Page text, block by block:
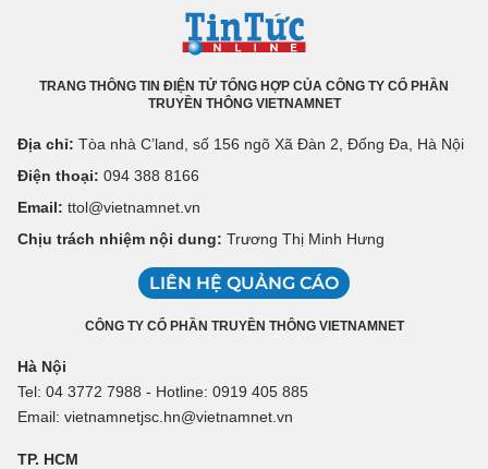
TRANG THÔNG TIN ĐIỆN TỬ TỔNG HỢP CỦA CÔNG TY CỔ PHẦN
TRUYỀN THÔNG VIETNAMNET
Địa chỉ: Tòa nhà C’land, số 156 ngõ Xã Đàn 2, Đống Đa, Hà Nội
Điện thoại: 094 388 8166
Email: ttol@vietnamnet.vn
Chịu trách nhiệm nội dung: Trương Thị Minh Hưng
LIÊN HỆ QUẢNG CÁO
CÔNG TY CỔ PHẦN TRUYỀN THÔNG VIETNAMNET
Hà Nội
Tel: 04 3772 7988 - Hotline: 0919 405 885
Email: vietnamnetjsc.hn@vietnamnet.vn
TP. HCM